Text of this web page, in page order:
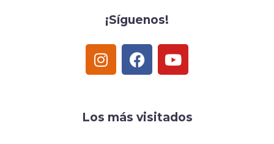
¡Síguenos!
Los más visitados